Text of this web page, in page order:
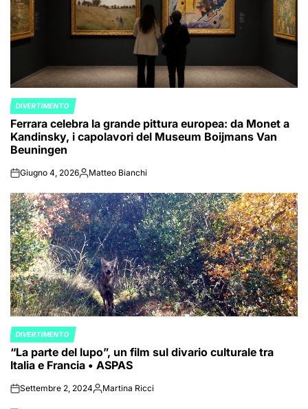
POSTED
IN
DIVERTIMENTO
Ferrara celebra la grande pittura europea: da Monet a
Kandinsky, i capolavori del Museum Boijmans Van
Beuningen
onGiugno 4, 2026Posted
Matteo Bianchi
POSTED
IN
DIVERTIMENTO
“La parte del lupo”, un film sul divario culturale tra
Italia e Francia • ASPAS
onSettembre 2, 2024PostedMartina Ricci